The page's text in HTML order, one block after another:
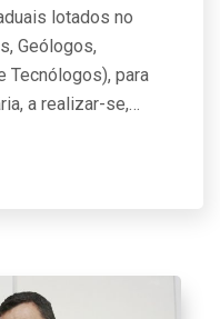
lotados no
Geólogos,
Tecnólogos), para
a realizar-se,…